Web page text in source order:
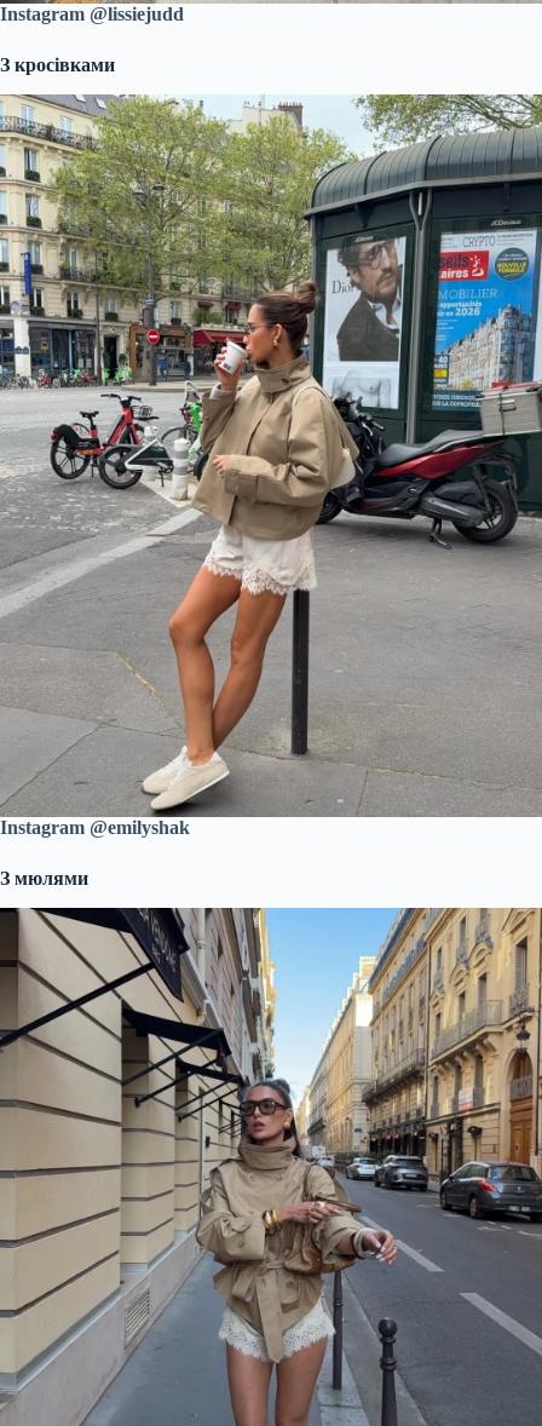
Instagram @lissiejudd
З кросівками
Instagram @emilyshak
З мюлями